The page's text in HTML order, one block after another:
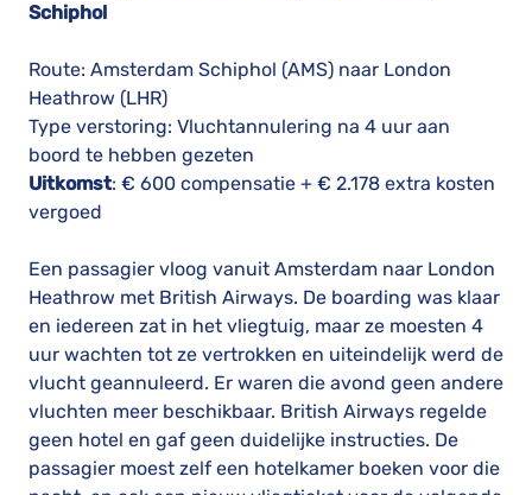
Schiphol
Route: Amsterdam Schiphol (AMS) naar London
Heathrow (LHR)
Type verstoring: Vluchtannulering na 4 uur aan
boord te hebben gezeten
Uitkomst: € 600 compensatie + € 2.178 extra kosten
vergoed
Een passagier vloog vanuit Amsterdam naar London
Heathrow met British Airways. De boarding was klaar
en iedereen zat in het vliegtuig, maar ze moesten 4
uur wachten tot ze vertrokken en uiteindelijk werd de
vlucht geannuleerd. Er waren die avond geen andere
vluchten meer beschikbaar. British Airways regelde
geen hotel en gaf geen duidelijke instructies. De
passagier moest zelf een hotelkamer boeken voor die